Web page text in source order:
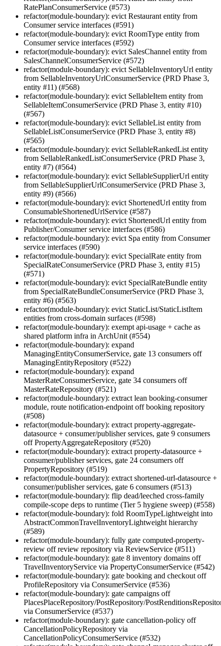
RatePlanConsumerService (#573)
refactor(module-boundary): evict Restaurant entity from
Consumer service interfaces (#591)
refactor(module-boundary): evict RoomType entity from
Consumer service interfaces (#592)
refactor(module-boundary): evict SalesChannel entity from
SalesChannelConsumerService (#572)
refactor(module-boundary): evict SellableInventoryUrl entity
from SellableInventoryUrlConsumerService (PRD Phase 3,
entity #11) (#568)
refactor(module-boundary): evict SellableItem entity from
SellableItemConsumerService (PRD Phase 3, entity #10)
(#567)
refactor(module-boundary): evict SellableList entity from
SellableListConsumerService (PRD Phase 3, entity #8)
(#565)
refactor(module-boundary): evict SellableRankedList entity
from SellableRankedListConsumerService (PRD Phase 3,
entity #7) (#564)
refactor(module-boundary): evict SellableSupplierUrl entity
from SellableSupplierUrlConsumerService (PRD Phase 3,
entity #9) (#566)
refactor(module-boundary): evict ShortenedUrl entity from
ConsumableShortenedUrlService (#587)
refactor(module-boundary): evict ShortenedUrl entity from
Publisher/Consumer service interfaces (#586)
refactor(module-boundary): evict Spa entity from Consumer
service interfaces (#590)
refactor(module-boundary): evict SpecialRate entity from
SpecialRateConsumerService (PRD Phase 3, entity #15)
(#571)
refactor(module-boundary): evict SpecialRateBundle entity
from SpecialRateBundleConsumerService (PRD Phase 3,
entity #6) (#563)
refactor(module-boundary): evict StaticList/StaticListItem
entities from cross-domain surfaces (#598)
refactor(module-boundary): exempt api-usage + cache as
shared platform infra in ArchUnit (#554)
refactor(module-boundary): expand
ManagingEntityConsumerService, gate 13 consumers off
ManagingEntityRepository (#522)
refactor(module-boundary): expand
MasterRateConsumerService, gate 34 consumers off
MasterRateRepository (#521)
refactor(module-boundary): extract lean booking-consumer
module, route notification-endpoint off booking repository
(#508)
refactor(module-boundary): extract property-aggregate-
datasource + consumer/publisher services, gate 9 consumers
off PropertyAggregateRepository (#520)
refactor(module-boundary): extract property-datasource +
consumer/publisher services, gate 24 consumers off
PropertyRepository (#519)
refactor(module-boundary): extract shortened-url-datasource +
consumer/publisher services, gate 6 consumers (#513)
refactor(module-boundary): flip dead/leeched cross-family
compile-scope deps to runtime (Tier 5 hygiene sweep) (#558)
refactor(module-boundary): fold RoomTypeLightweight into
AbstractCommonTravelInventoryLightweight hierarchy
(#589)
refactor(module-boundary): fully gate computed-property-
review off review repository via ReviewService (#511)
refactor(module-boundary): gate 8 inventory domains off
TravelInventoryService via PropertyConsumerService (#542)
refactor(module-boundary): gate booking and checkout off
ProfileRepository via ConsumerService (#536)
refactor(module-boundary): gate campaigns off
PlacesPlaceRepository/PostRepository/
via ConsumerService (#537)
refactor(module-boundary): gate cancellation-policy off
CancellationPolicyRepository via
CancellationPolicyConsumerService (#532)